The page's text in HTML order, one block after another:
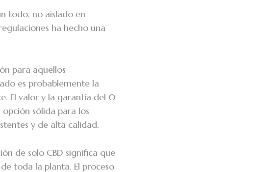
todo, no aislado en
ha hecho una
para aquellos
es probablemente la
El valor y la garantía del 0
sólida para los
y de alta calidad.
de solo CBD significa que
toda la planta. El proceso